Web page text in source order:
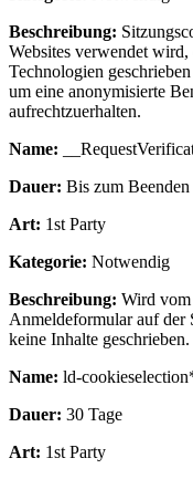
Beschreibung:
Websites verwendet
Technologien
um eine anonymisierte
aufrechtzuerhalten.
Name:
Dauer: Bis zum
Art: 1st Party
Kategorie: Notwendig
Beschreibung: Wird vom
Anmeldeformular auf der
keine Inhalte geschrieben.
Name: ld-
Dauer: 30 Tage
Art: 1st Party